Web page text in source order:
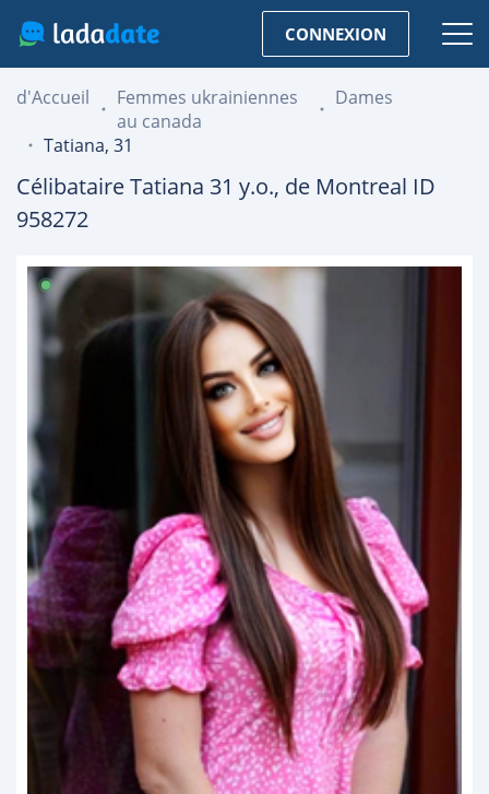
CONNEXION
d'Accueil
Femmes ukrainiennes
au canada
Dames
Tatiana, 31
CélibataireTatiana 31 y.o., de Montreal ID
958272